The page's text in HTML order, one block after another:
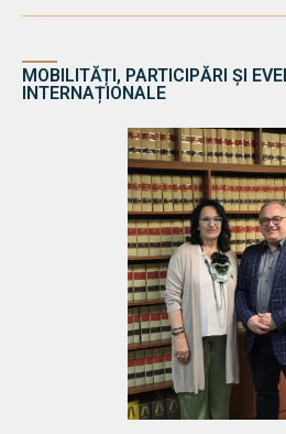
MOBILITĂȚI, PARTICIPĂRI ȘI
INTERNAȚIONALE